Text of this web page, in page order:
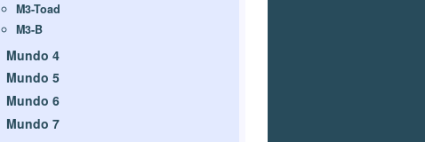
M3-Toad
M3-B
Mundo 4
Mundo 5
Mundo 6
Mundo 7